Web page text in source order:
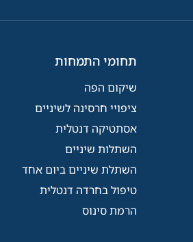
תחומי התמחות
שיקום הפה
ציפויי חרסינה לשיניים
אסתטיקה דנטלית
השתלות שיניים
השתלת שיניים ביום אחד
טיפול בחרדה דנטלית
הרמת סינוס